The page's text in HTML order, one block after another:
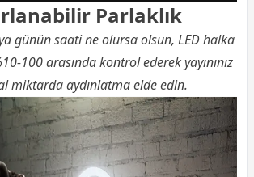
Parlaklık
günün saati ne olursa olsun, LED halka
100 arasında kontrol ederek yayınınız
miktarda aydınlatma elde edin.